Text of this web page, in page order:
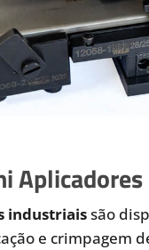
industriaissão
e crimpagem